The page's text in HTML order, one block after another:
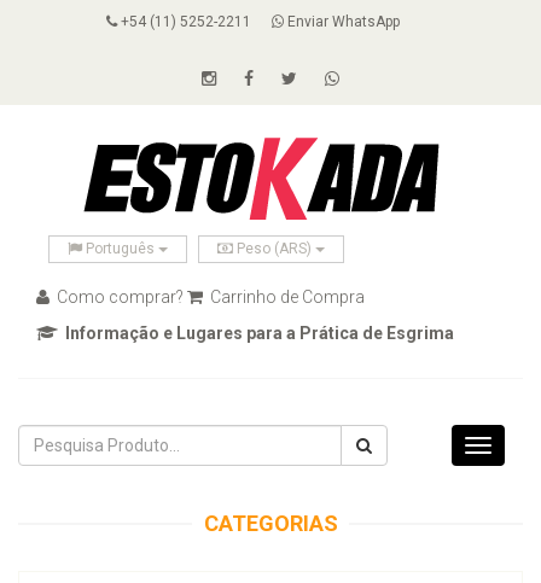
+54 (11) 5252-2211 Enviar WhatsApp
Português Peso (ARS)
Como comprar?
Carrinho de Compra
Informação e Lugares para a Prática de Esgrima
Toggle
CATEGORIAS